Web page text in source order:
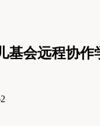
基会远程协作